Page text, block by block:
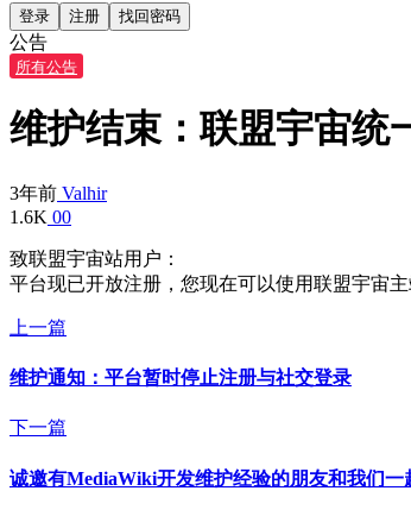
登录 注册 找回密码
公告
所有公告
维护结束：联盟宇宙统
3年前 Valhir
1.6K 00
致联盟宇宙站用户：
平台现已开放注册，您现在可以使用联盟宇宙
上一篇
维护通知：平台暂时停止注册与社交登录
下一篇
诚邀有MediaWiki开发维护经验的朋友和我们